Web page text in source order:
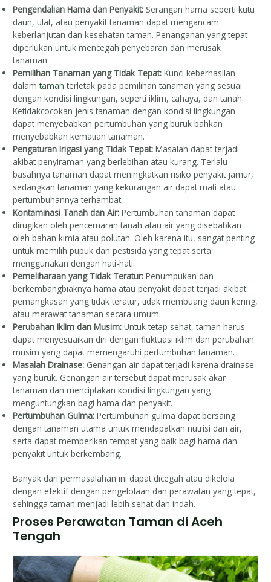
Pengendalian Hama dan Penyakit: Serangan hama seperti kutu
daun, ulat, atau penyakit tanaman dapat mengancam
keberlanjutan dan kesehatan taman. Penanganan yang tepat
diperlukan untuk mencegah penyebaran dan merusak
tanaman.
Pemilihan Tanaman yang Tidak Tepat:Kunci keberhasilan
dalamtaman terletak pada pemilihan tanaman yang sesuai
dengan kondisi lingkungan, seperti iklim, cahaya, dan tanah.
Ketidakcocokan jenis tanaman dengan kondisi lingkungan
dapat menyebabkan pertumbuhan yang buruk bahkan
menyebabkan kematian tanaman.
Pengaturan Irigasi yang Tidak Tepat: Masalah dapat terjadi
akibat penyiraman yang berlebihan atau kurang. Terlalu
basahnya tanaman dapat meningkatkan risiko penyakit jamur,
sedangkan tanaman yang kekurangan air dapat mati atau
pertumbuhannya terhambat.
Kontaminasi Tanah dan Air: Pertumbuhan tanaman dapat
dirugikan oleh pencemaran tanah atau air yang disebabkan
oleh bahan kimia atau polutan. Oleh karena itu, sangat penting
untuk memilih pupuk dan pestisida yang tepat serta
menggunakan dengan hati-hati.
Pemeliharaan yang Tidak Teratur:Penumpukan dan
berkembangbiaknya hama atau penyakit dapat terjadi akibat
pemangkasan yang tidak teratur, tidak membuang daun kering,
atau merawat tanaman secara umum.
Perubahan Iklim dan Musim:Untuk tetap sehat, taman harus
dapat menyesuaikan diri dengan fluktuasi iklim dan perubahan
musim yang dapat memengaruhi pertumbuhan tanaman.
Masalah Drainase: Genangan air dapat terjadi karena drainase
yang buruk. Genangan air tersebut dapat merusak akar
tanaman dan menciptakan kondisi lingkungan yang
menguntungkan bagi hama dan penyakit.
Pertumbuhan Gulma: Pertumbuhan gulma dapat bersaing
dengan tanaman utama untuk mendapatkan nutrisi dan air,
serta dapat memberikan tempat yang baik bagi hama dan
penyakit untuk berkembang.
Banyak dari permasalahan ini dapat dicegah atau dikelola
dengan efektif dengan pengelolaan dan perawatan yang tepat,
sehingga taman menjadi lebih sehat dan indah.
Proses Perawatan Taman di Aceh
Tengah